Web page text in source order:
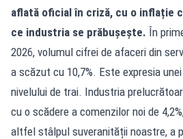
aflată oficial în criză, cu o inflație
ce industria se prăbușește. În
2026, volumul cifrei de afaceri din
a scăzut cu 10,7%. Este expresia
nivelului de trai. Industria
cu o scădere a comenzilor noi de
altfel stâlpul suveranității noastre, a